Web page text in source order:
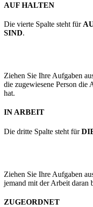
AUF HALTEN
Die vierte Spalte steht für
SIND.
Ziehen Sie Ihre Aufgaben
die zugewiesene Person die
hat.
IN ARBEIT
Die dritte Spalte steht für
Ziehen Sie Ihre Aufgaben
jemand mit der Arbeit daran
ZUGEORDNET